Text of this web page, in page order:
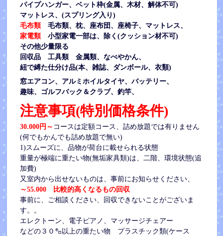
パイプハンガー、ベット枠(金属、木材、解体不可)
マットレス、(スプリング入り)
毛布類 毛布類、枕、座布団、座椅子、マットレス、
家電類 小型家電一部は、除く(クッション材不可)
その他少量限る
回収品 工具類 金属類、なべやかん、
紐で縛た仕分け品(本、雑誌、ダンボール、衣類)
窓エアコン、 アルミホイルタイヤ、バッテリー、
趣味、ゴルフバック＆クラブ、釣竿、
注意事項(特別価格条件)
30.000円～ コースは定額コース、詰め放題では有りません
(何でもかんでも詰め放題で無い)
1)スムーズに、品物が荷台に載せられる状態
重量が極端に重たい物(無垢家具類)は、二階、環境状態(追
加費)
又室内から出せないものは、事前にお知らせください、
～55.000 比較的高くなるもの回収
事前に、ご相談ください、回収できないことがございま
す。。
エレクトーン、電子ピアノ、マッサージチェアー
などの３０㌔以上の重たい物 プラスチック類(ケース